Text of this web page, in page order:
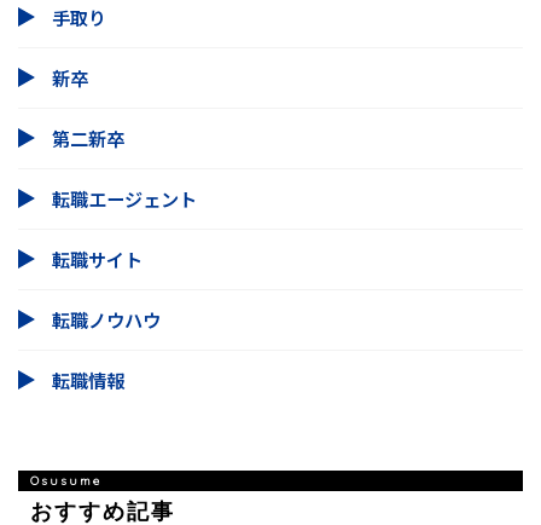
手取り
新卒
第二新卒
転職エージェント
転職サイト
転職ノウハウ
転職情報
おすすめ記事